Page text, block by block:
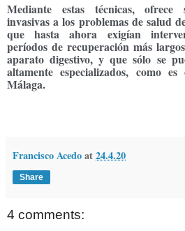
Mediante estas técnicas, ofrece
invasivas a los problemas de salud
que hasta ahora exigían
períodos de recuperación más
aparato digestivo, y que sólo se
altamente especializados, como
Málaga.
Francisco Acedoat24.4.20
Share
4 comments: